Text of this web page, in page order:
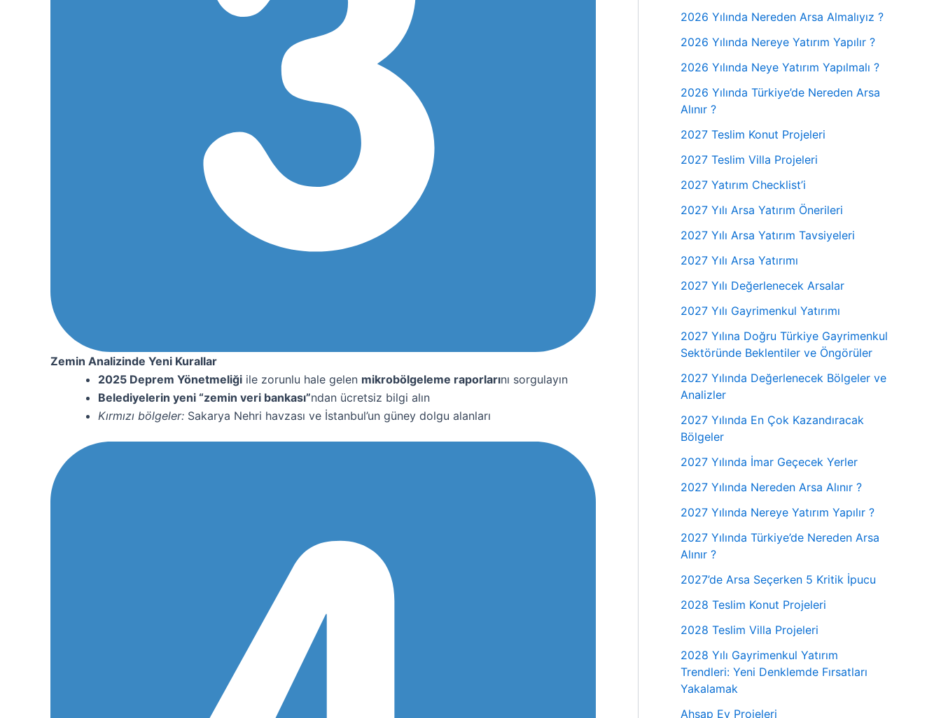
Zemin Analizinde Yeni Kurallar
2025 Deprem Yönetmeliği ile zorunlu hale gelen mikrobölgeleme raporlarını sorgulayın
Belediyelerin yeni “zemin veri bankası”ndan ücretsiz bilgi alın
Kırmızı bölgeler: Sakarya Nehri havzası ve İstanbul’un güney dolgu alanları
2026 Yılında Nereden Arsa Almalıyız ?
2026 Yılında Nereye Yatırım Yapılır ?
2026 Yılında Neye Yatırım Yapılmalı ?
2026 Yılında Türkiye’de Nereden Arsa
Alınır ?
2027 Teslim Konut Projeleri
2027 Teslim Villa Projeleri
2027 Yatırım Checklist’i
2027 Yılı Arsa Yatırım Önerileri
2027 Yılı Arsa Yatırım Tavsiyeleri
2027 Yılı Arsa Yatırımı
2027 Yılı Değerlenecek Arsalar
2027 Yılı Gayrimenkul Yatırımı
2027 Yılına Doğru Türkiye Gayrimenkul
Sektöründe Beklentiler ve Öngörüler
2027 Yılında Değerlenecek Bölgeler ve
Analizler
2027 Yılında En Çok Kazandıracak
Bölgeler
2027 Yılında İmar Geçecek Yerler
2027 Yılında Nereden Arsa Alınır ?
2027 Yılında Nereye Yatırım Yapılır ?
2027 Yılında Türkiye’de Nereden Arsa
Alınır ?
2027’de Arsa Seçerken 5 Kritik İpucu
2028 Teslim Konut Projeleri
2028 Teslim Villa Projeleri
2028 Yılı Gayrimenkul Yatırım
Trendleri: Yeni Denklemde Fırsatları
Yakalamak
Ahşap Ev Projeleri